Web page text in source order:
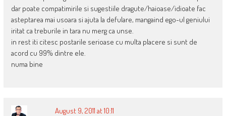
dar poate compatimirile si sugestiile dragute/haioase/idioate fac
asteptarea mai usoara si ajuta la defulare, mangaind ego-ul geniului
iritat ca treburile in tara nu merg ca unse.
in rest iti citesc postarile serioase cu multa placere si sunt de
acord cu 99% dintre ele.
numa bine
August 9, 2011 at 10:11